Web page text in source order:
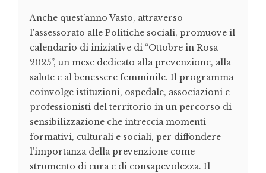
Anche quest’anno Vasto, attraverso
l'assessorato alle Politiche sociali, promuove il
calendario di iniziative di “Ottobre in Rosa
2025”, un mese dedicato alla prevenzione, alla
salute e al benessere femminile. Il programma
coinvolge istituzioni, ospedale, associazioni e
professionisti del territorio in un percorso di
sensibilizzazione che intreccia momenti
formativi, culturali e sociali, per diffondere
l’importanza della prevenzione come
strumento di cura e di consapevolezza. Il